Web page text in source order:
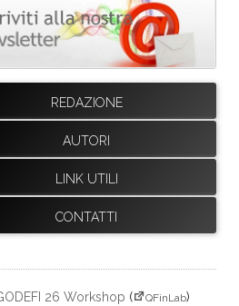
REDAZIONE
AUTORI
LINK UTILI
CONTATTI
26 Workshop ( QFinLab)